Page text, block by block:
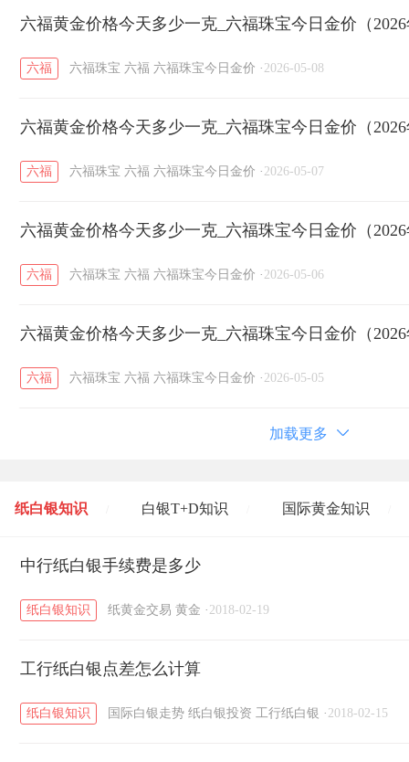
六福黄金价格今天多少一克_六福珠宝今日金价（
六福 六福珠宝 六福 六福珠宝今日金价 · 2026-05-08
六福黄金价格今天多少一克_六福珠宝今日金价（
六福 六福珠宝 六福 六福珠宝今日金价 · 2026-05-07
六福黄金价格今天多少一克_六福珠宝今日金价（
六福 六福珠宝 六福 六福珠宝今日金价 · 2026-05-06
六福黄金价格今天多少一克_六福珠宝今日金价（
六福 六福珠宝 六福 六福珠宝今日金价 · 2026-05-05
加载更多
纸白银知识 白银T+D知识 国际黄金知识
黄金T+D知识 / 粤贵银知识
中行纸白银手续费是多少
纸白银知识 纸黄金交易 黄金 · 2018-02-19
工行纸白银点差怎么计算
纸白银知识 国际白银走势 纸白银投资 工行纸白银 · 2018-02-15